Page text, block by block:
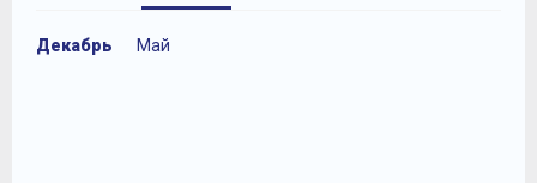
Декабрь Май